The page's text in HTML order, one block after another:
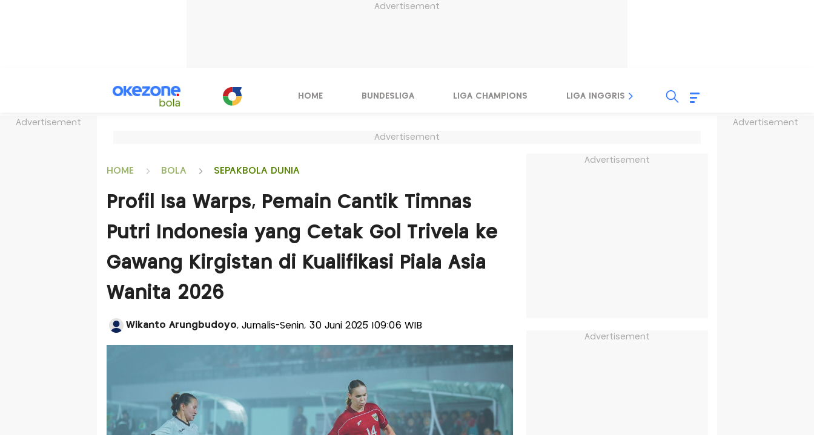
Advertisement
Advertisement Advertisement
HOME BUNDESLIGA LIGA CHAMPIONS LIGA INGGRIS LIGA ITALIA
Advertisement
HOME BOLA SEPAKBOLA DUNIA
Profil Isa Warps, Pemain Cantik Timnas
Putri Indonesia yang Cetak Gol Trivela ke
Gawang Kirgistan di Kualifikasi Piala Asia
Wanita 2026
Wikanto Arungbudoyo, Jurnalis-Senin, 30 Juni 2025 |09:06 WIB
Advertisement
Advertisement